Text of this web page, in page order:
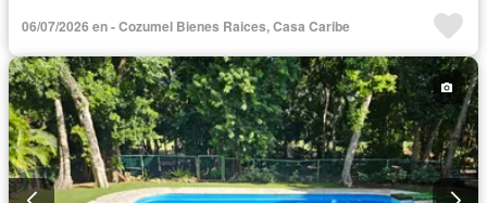
06/07/2026 en - Cozumel Bienes Raices, Casa Caribe